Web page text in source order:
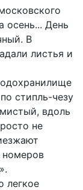
осень... День
В
листья и
стипль-чезу
вдоль
не
легкое